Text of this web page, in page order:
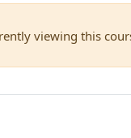
viewing this